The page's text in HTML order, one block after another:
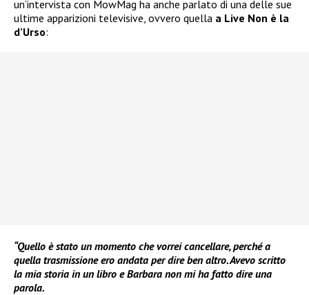
un’intervista con MowMag ha anche parlato di una delle sue
ultime apparizioni televisive, ovvero quella a Live Non è la
d’Urso:
“Quello è stato un momento che vorrei cancellare, perché a
quella trasmissione ero andata per dire ben altro. Avevo scritto
la mia storia in un libro e Barbara non mi ha fatto dire una
parola.